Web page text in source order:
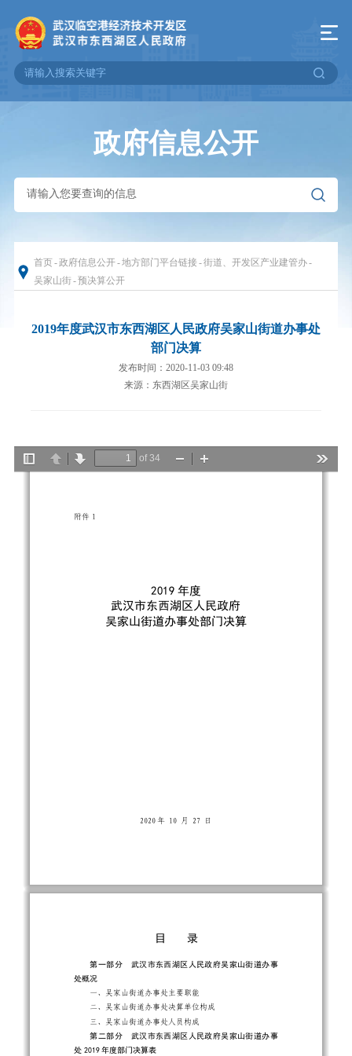
政府信息公开
首页-政府信息公开-地方部门平台链接-街道、开发区产业建管办-
吴家山街-预决算公开
2019年度武汉市东西湖区人民政府吴家山街道办事处
部门决算
发布时间：2020-11-03 09:48
来源：东西湖区吴家山街